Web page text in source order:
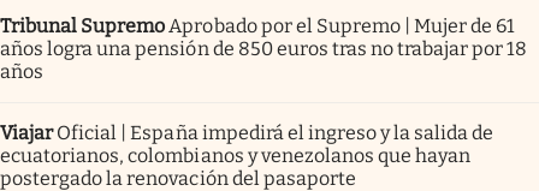
Tribunal Supremo Aprobado por el Supremo | Mujer de 61
años logra una pensión de 850 euros tras no trabajar por 18
años
Viajar Oficial | España impedirá el ingreso y la salida de
ecuatorianos, colombianos y venezolanos que hayan
postergado la renovación del pasaporte